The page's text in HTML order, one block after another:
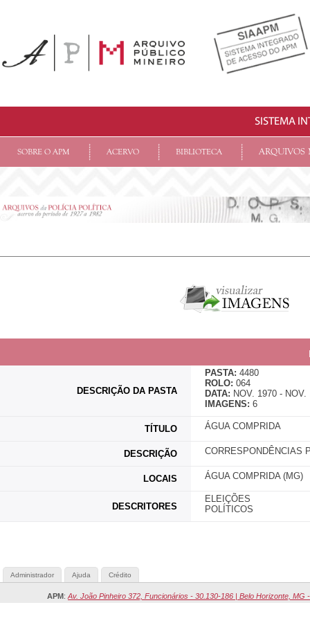
SISTEMA
SOBRE O APM ACERVO BIBLIOTECA ARQUIVOS
DESCRIÇÃO DA PASTA
PASTA: 4480
ROLO: 064
DATA: NOV. 1970 - NOV.
IMAGENS: 6
TÍTULO ÁGUA COMPRIDA
DESCRIÇÃO CORRESPONDÊNCIAS
LOCAIS ÁGUA COMPRIDA (MG)
DESCRITORES
ELEIÇÕES
POLÍTICOS
Administrador Ajuda Crédito
APM: Av. João Pinheiro 372, Funcionários - 30.130-186 | Belo Horizonte, MG